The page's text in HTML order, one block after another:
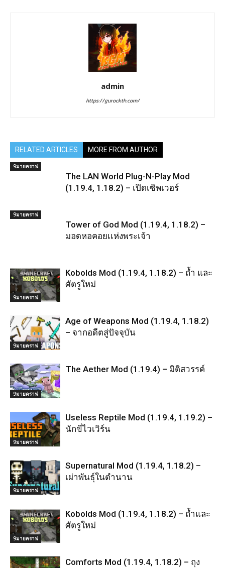
admin
https://gurockth.com/
RELATED ARTICLES MORE FROM AUTHOR
9มายคราฟ
The LAN World Plug-N-Play Mod
(1.19.4, 1.18.2) – เปิดเซิพเวอร์
9มายคราฟ
Tower of God Mod (1.19.4, 1.18.2) –
มอดหอคอยเเห่งพระเจ้า
9มายคราฟ
Kobolds Mod (1.19.4, 1.18.2) – ถ้ำ และ
ศัตรูใหม่
9มายคราฟ
Age of Weapons Mod (1.19.4, 1.18.2)
– จากอดีตสู่ปัจจุบัน
9มายคราฟ
The Aether Mod (1.19.4) – มิติสวรรค์
9มายคราฟ
Useless Reptile Mod (1.19.4, 1.19.2) –
นักขี่ไวเวิร์น
9มายคราฟ
Supernatural Mod (1.19.4, 1.18.2) –
เผ่าพันธุ์ในตำนาน
9มายคราฟ
Kobolds Mod (1.19.4, 1.18.2) – ถ้ำและ
ศัตรูใหม่
Comforts Mod (1.19.4, 1.18.2) – ถุง